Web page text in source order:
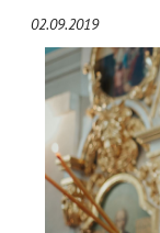
02.09.2019